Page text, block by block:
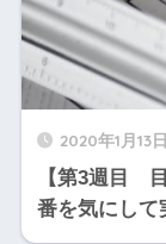
2020年1月13日
【第3週目
番を気にして